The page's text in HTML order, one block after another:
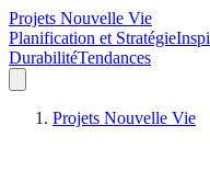
Projets Nouvelle Vie
Planification et Stratégie
DurabilitéTendances
Projets Nouvelle Vie